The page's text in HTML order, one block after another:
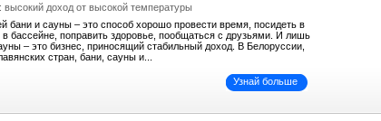
бани и сауны – это способ хорошо провести время, посидеть в
в бассейне, поправить здоровье, пообщаться с друзьями. И лишь
– это бизнес, приносящий стабильный доход. В Белоруссии,
стран, бани, сауны и...
Узнай больше